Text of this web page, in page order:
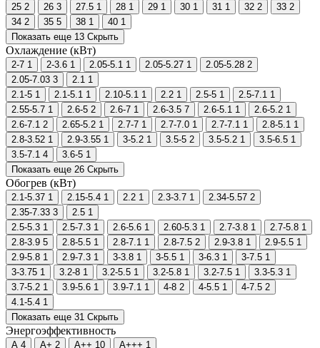
25 2 26 3 27.5 1 28 1 29 1 30 1 31 1 32 2 33 2
34 2 35 5 38 1 40 1
Показать еще 13 Скрыть
Охлаждение (кВт)
2-7 1 2-3.6 1 2.05-5.1 1 2.05-5.27 1 2.05-5.28 2
2.05-7.03 3 2.1 1
2.1-5 1 2.1-5.1 1 2.10-5.1 1 2.2 1 2.5-5 1 2.5-7.1 1
2.55-5.7 1 2.6-5 2 2.6-7 1 2.6-3.5 7 2.6-5.1 1 2.6-5.2 1
2.6-7.1 2 2.65-5.2 1 2.7-7 1 2.7-7.0 1 2.7-7.1 1 2.8-5.1 1
2.8-3.52 1 2.9-3.55 1 3-5.2 1 3.5-5 2 3.5-5.2 1 3.5-6.5 1
3.5-7.1 4 3.6-5 1
Показать еще 26 Скрыть
Обогрев (кВт)
2.1-5.37 1 2.15-5.4 1 2.2 1 2.3-3.7 1 2.34-5.57 2
2.35-7.33 3 2.5 1
2.5-5.3 1 2.5-7.3 1 2.6-5.6 1 2.60-5.3 1 2.7-3.8 1 2.7-5.8 1
2.8-3.9 5 2.8-5.5 1 2.8-7.1 1 2.8-7.5 2 2.9-3.8 1 2.9-5.5 1
2.9-5.8 1 2.9-7.3 1 3-3.8 1 3-5.5 1 3-6.3 1 3-7.5 1
3-3.75 1 3.2-8 1 3.2-5.5 1 3.2-5.8 1 3.2-7.5 1 3.3-5.3 1
3.7-5.2 1 3.9-5.6 1 3.9-7.1 1 4-8 2 4-5.5 1 4-7.5 2
4.1-5.4 1
Показать еще 31 Скрыть
Энергоэффективность
A 4 A+ 2 A++ 10 A+++ 1